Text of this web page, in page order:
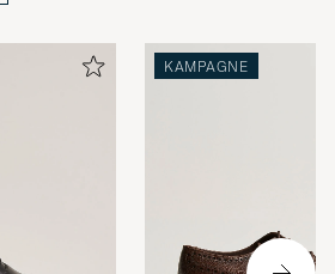
eines Paares Schuhe von
Konstruktion
Schuhe werden mit einer
KAMPAGNE